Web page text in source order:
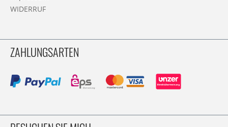
WIDERRUF
ZAHLUNGSARTEN